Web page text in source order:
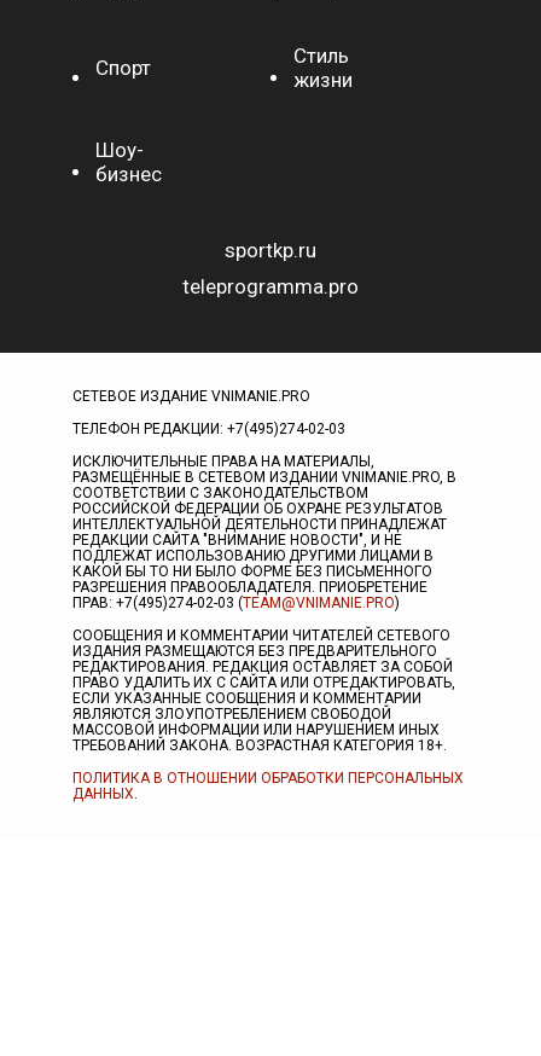
Спорт
Стиль
жизни
Шоу-
бизнес
sportkp.ru
teleprogramma.pro
СЕТЕВОЕ ИЗДАНИЕ VNIMANIE.PRO
ТЕЛЕФОН РЕДАКЦИИ: +7(495)274-02-03
ИСКЛЮЧИТЕЛЬНЫЕ ПРАВА НА МАТЕРИАЛЫ,
РАЗМЕЩЁННЫЕ В СЕТЕВОМ ИЗДАНИИ VNIMANIE.PRO, В
СООТВЕТСТВИИ С ЗАКОНОДАТЕЛЬСТВОМ
РОССИЙСКОЙ ФЕДЕРАЦИИ ОБ ОХРАНЕ РЕЗУЛЬТАТОВ
ИНТЕЛЛЕКТУАЛЬНОЙ ДЕЯТЕЛЬНОСТИ ПРИНАДЛЕЖАТ
РЕДАКЦИИ САЙТА "ВНИМАНИЕ НОВОСТИ", И НЕ
ПОДЛЕЖАТ ИСПОЛЬЗОВАНИЮ ДРУГИМИ ЛИЦАМИ В
КАКОЙ БЫ ТО НИ БЫЛО ФОРМЕ БЕЗ ПИСЬМЕННОГО
РАЗРЕШЕНИЯ ПРАВООБЛАДАТЕЛЯ. ПРИОБРЕТЕНИЕ
ПРАВ: +7(495)274-02-03 (TEAM@VNIMANIE.PRO)
СООБЩЕНИЯ И КОММЕНТАРИИ ЧИТАТЕЛЕЙ СЕТЕВОГО
ИЗДАНИЯ РАЗМЕЩАЮТСЯ БЕЗ ПРЕДВАРИТЕЛЬНОГО
РЕДАКТИРОВАНИЯ. РЕДАКЦИЯ ОСТАВЛЯЕТ ЗА СОБОЙ
ПРАВО УДАЛИТЬ ИХ С САЙТА ИЛИ ОТРЕДАКТИРОВАТЬ,
ЕСЛИ УКАЗАННЫЕ СООБЩЕНИЯ И КОММЕНТАРИИ
ЯВЛЯЮТСЯ ЗЛОУПОТРЕБЛЕНИЕМ СВОБОДОЙ
МАССОВОЙ ИНФОРМАЦИИ ИЛИ НАРУШЕНИЕМ ИНЫХ
ТРЕБОВАНИЙ ЗАКОНА. ВОЗРАСТНАЯ КАТЕГОРИЯ 18+.
ПОЛИТИКА В ОТНОШЕНИИ ОБРАБОТКИ ПЕРСОНАЛЬНЫХ
ДАННЫХ.